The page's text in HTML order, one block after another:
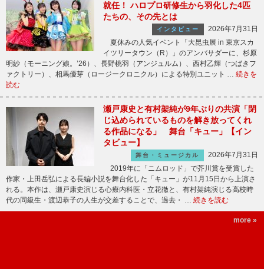
就任！ ハロプロ研修生から羽化した4匹
たちの、その先とは
インタビュー
2026年7月31日
夏休みの人気イベント「大昆虫展 in 東京スカ
イツリータウン（R）」のアンバサダーに、杉原
明紗（モーニング娘。’26）、長野桃羽（アンジュルム）、西村乙輝（つばきフ
ァクトリー）、相馬優芽（ロージークロニクル）による特別ユニット … 続きを
読む
瀬戸康史と有村架純が9年ぶりの共演「閉
じ込められているものを解き放ってくれ
る作品になる」 舞台「キュー」【イン
タビュー】
舞台・ミュージカル
2026年7月31日
2019年に「ニムロッド」で芥川賞を受賞した
作家・上田岳弘による長編小説を舞台化した「キュー」が11月15日から上演さ
れる。本作は、瀬戸康史演じる心療内科医・立花徹と、有村架純演じる高校時
代の同級生・渡辺恭子の人生が交差することで、過去・ … 続きを読む
more »